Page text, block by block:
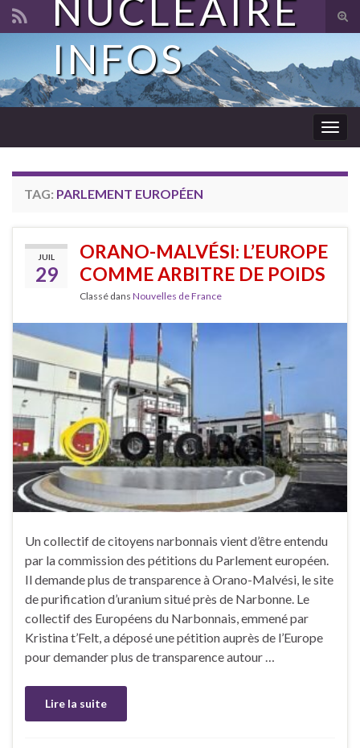
Search for:
NUCLÉAIRE
INFOS
TAG: PARLEMENT EUROPÉEN
JUIL
29
ORANO-MALVÉSI: L’EUROPE
COMME ARBITRE DE POIDS
Classé dans Nouvelles de France
Un collectif de citoyens narbonnais vient d’être entendu
par la commission des pétitions du Parlement européen.
Il demande plus de transparence à Orano-Malvési, le site
de purification d’uranium situé près de Narbonne. Le
collectif des Européens du Narbonnais, emmené par
Kristina t’Felt, a déposé une pétition auprès de l’Europe
pour demander plus de transparence autour …
Lire la suite